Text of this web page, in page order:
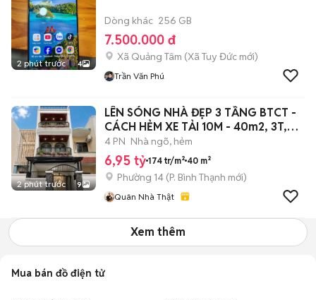
2 phút trước 4
Dòng khác 256 GB
7.500.000 đ
Xã Quảng Tâm (Xã Tuy Đức mới)
Trần Văn Phú
2 phút trước 9
LÊN SÓNG NHÀ ĐẸP 3 TẦNG BTCT -
CÁCH HẺM XE TẢI 10M - 40m2, 3T,
4PN
4 PN Nhà ngõ, hẻm
6,95 tỷ 174 tr/m² 40 m²
Phường 14 (P. Bình Thạnh mới)
Quân Nhà Thật
Xem thêm
Mua bán đồ điện tử